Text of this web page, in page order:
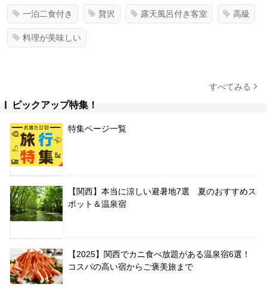
一泊二食付き 贅沢 露天風呂付き客室 高級
料理が美味しい
すべてみる
ピックアップ特集！
特集ページ一覧
【関西】本当に涼しい避暑地7選 夏のおすすめス
ポット＆温泉宿
【2025】関西でカニ食べ放題がある温泉宿6選！
コスパの高い宿からご褒美旅まで